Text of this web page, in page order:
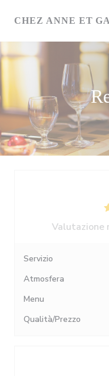
CHEZ ANNE ET
Valutazione
Servizio
Atmosfera
Menu
Qualità/Prezzo